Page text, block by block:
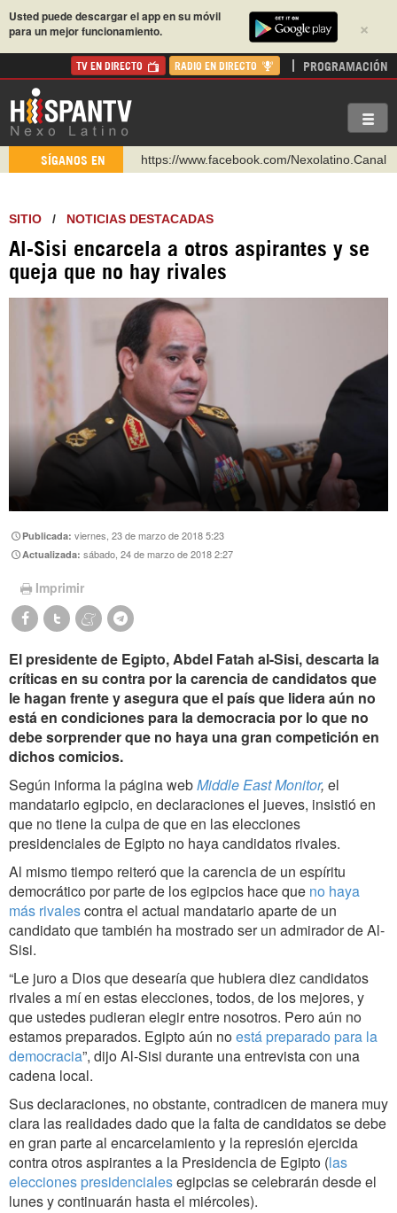
×
Usted puede descargar el app en su móvil
para un mejor funcionamiento.
TV EN DIRECTO RADIO EN DIRECTO PROGRAMACIÓN
SÍGANOS EN
https://www.facebook.com/Nexolatino.Canal
http://twitter.com/nexo_latino
https://t.me/hispantvcanal
https://urmedium.com/c/hispantv
Instagram como: hispan_tv
SITIO / NOTICIAS DESTACADAS
Al-Sisi encarcela a otros aspirantes y se
queja que no hay rivales
Publicada:viernes, 23 de marzo de 2018 5:23
Actualizada:sábado, 24 de marzo de 2018 2:27
Imprimir
El presidente de Egipto, Abdel Fatah al-Sisi, descarta la
críticas en su contra por la carencia de candidatos que
le hagan frente y asegura que el país que lidera aún no
está en condiciones para la democracia por lo que no
debe sorprender que no haya una gran competición en
dichos comicios.
Según informa la página webMiddle East Monitor, el
mandatario egipcio, en declaraciones el jueves, insistió en
que no tiene la culpa de que en las elecciones
presidenciales de Egipto no haya candidatos rivales.
Al mismo tiempo reiteró que la carencia de un espíritu
democrático por parte de los egipcios hace que no haya
más rivalescontra el actual mandatario aparte de un
candidato que también ha mostrado ser un admirador de Al-
Sisi.
“Le juro a Dios que desearía que hubiera diez candidatos
rivales a mí en estas elecciones, todos, de los mejores, y
que ustedes pudieran elegir entre nosotros. Pero aún no
estamos preparados. Egipto aún noestá preparado para la
democracia”, dijo Al-Sisi durante una entrevista con una
cadena local.
Sus declaraciones, no obstante, contradicen de manera muy
clara las realidades dado que la falta de candidatos se debe
en gran parte al encarcelamiento y la represión ejercida
contra otros aspirantes a la Presidencia de Egipto (las
elecciones presidencialesegipcias se celebrarán desde el
lunes y continuarán hasta el miércoles).